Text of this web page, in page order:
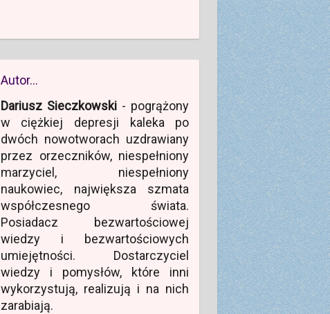
Autor…
Dariusz Sieczkowski - pogrążony
w ciężkiej depresji kaleka po
dwóch nowotworach uzdrawiany
przez orzeczników, niespełniony
marzyciel, niespełniony
naukowiec, największa szmata
współczesnego świata.
Posiadacz bezwartościowej
wiedzy i bezwartościowych
umiejętności. Dostarczyciel
wiedzy i pomysłów, które inni
wykorzystują, realizują i na nich
zarabiają.